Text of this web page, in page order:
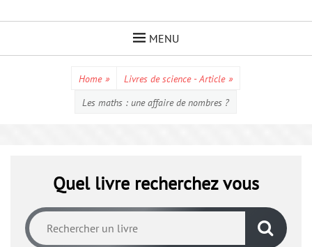
MENU
Home » Livres de science - Article »
Les maths : une affaire de nombres ?
Quel livre recherchez vous